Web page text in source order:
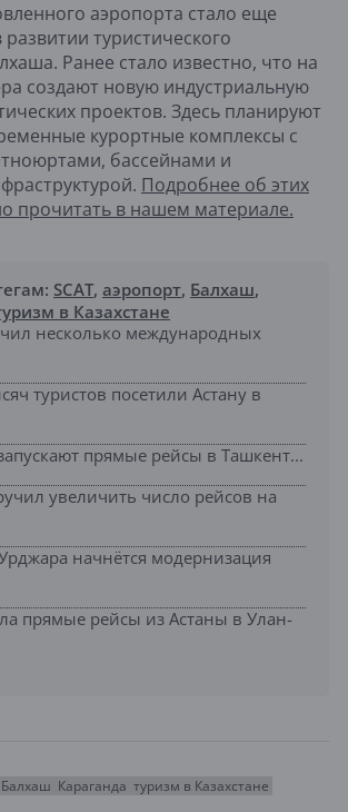
аэропорта стало еще
туристического
Ранее стало известно, что на
создают новую индустриальную
проектов. Здесь планируют
курортные комплексы с
бассейнами и
Подробнее об этих
прочитать в нашем материале.
SCAT, аэропорт, Балхаш,
в Казахстане
несколько международных
туристов посетили Астану в
прямые рейсы в Ташкент...
увеличить число рейсов на
начнётся модернизация
прямые рейсы из Астаны в Улан-
Балхаш Караганда туризм в Казахстане